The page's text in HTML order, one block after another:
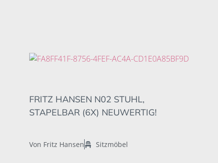
FRITZ HANSEN N02 STUHL,
STAPELBAR (6X) NEUWERTIG!
Von Fritz Hansen Sitzmöbel